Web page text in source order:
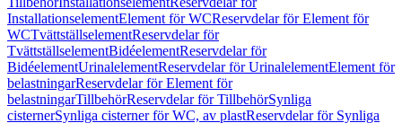
InstallationselementElement för WCReservdelar för Element för
WCTvättställselementReservdelar för
TvättställselementBidéelementReservdelar för
BidéelementUrinalelementReservdelar för UrinalelementElement för
belastningarReservdelar för Element för
belastningarTillbehörReservdelar för TillbehörSynliga
cisternerSynliga cisterner för WC, av plastReservdelar för Synliga